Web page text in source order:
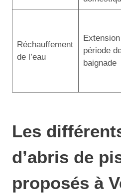
Réchauffement
de l’eau
période
baignade
Les
d’abris de
proposés à